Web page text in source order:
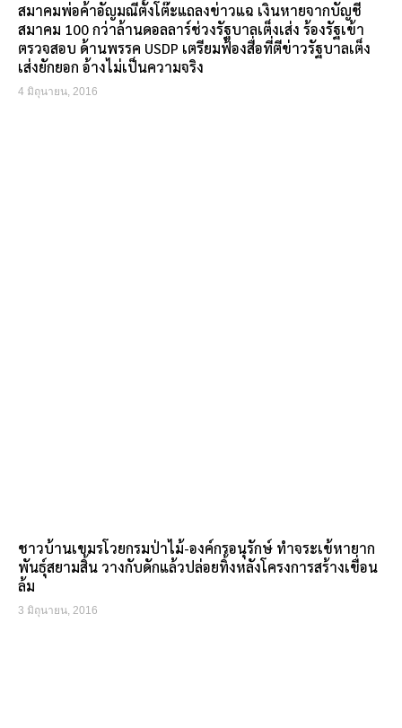
สมาคมพ่อค้าอัญมณีตั้งโต๊ะแถลงข่าวแฉ เงินหายจากบัญชี
สมาคม 100 กว่าล้านดอลลาร์ช่วงรัฐบาลเต็งเส่ง ร้องรัฐเข้า
ตรวจสอบ ด้านพรรค USDP เตรียมฟ้องสื่อที่ตีข่าวรัฐบาลเต็ง
เส่งยักยอก อ้างไม่เป็นความจริง
4 มิถุนายน, 2016
ชาวบ้านเขมรโวยกรมป่าไม้-องค์กรอนุรักษ์ ทำจระเข้หายาก
พันธุ์สยามสิ้น วางกับดักแล้วปล่อยทิ้งหลังโครงการสร้างเขื่อน
ล้ม
3 มิถุนายน, 2016